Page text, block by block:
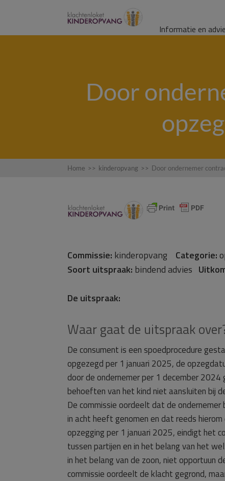
Informatie en
Door
Home >> kinderopvang >> Door ondernemer
Commissie: kinderopvang Categorie:
Soort uitspraak: bindend advies
De uitspraak:
Waar gaat de uitspraak
De consument is een spoedprocedure
opgezegd per 1 januari 2025, de
door de ondernemer per 1 december
behoeften van het kind niet aansluiten bij
De commissie oordeelt dat de
in acht heeft genomen en dat reeds
opzegging per 1 januari 2025, eindigt het
tussen partijen en in het belang van het
in het belang van de zoon, niet opportuun
commissie oordeelt de klacht gegrond,